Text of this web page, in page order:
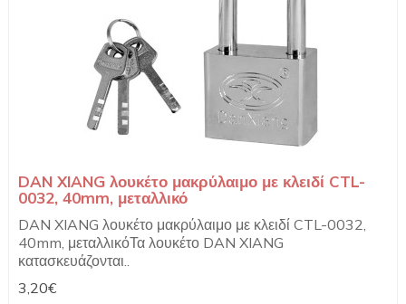
DAN XIANG λουκέτο μακρύλαιμο με κλειδί CTL-
0032, 40mm, μεταλλικό
DAN XIANG λουκέτο μακρύλαιμο με κλειδί CTL-0032,
40mm, μεταλλικόΤα λουκέτο DAN XIANG
κατασκευάζονται..
3,20€